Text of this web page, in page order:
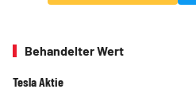
Behandelter Wert
Tesla Aktie